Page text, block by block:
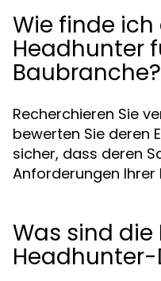
Wie finde
Headhunter
Baubranche?
Recherchieren Sie
bewerten Sie deren
sicher, dass deren
Anforderungen
Was sind die
Headhunter-